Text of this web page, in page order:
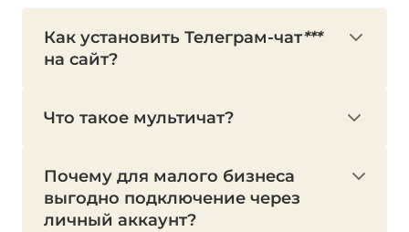
Как установить Телеграм-чат***
на сайт?
***
Что такое мультичат?
Почему для малого бизнеса
выгодно подключение через
личный аккаунт?